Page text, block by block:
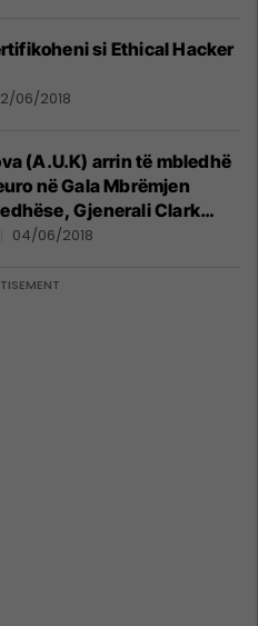
si Ethical Hacker
06/2018
(A.U.K) arrin të mbledhë
në Gala Mbrëmjen
Gjenerali Clark
04/06/2018